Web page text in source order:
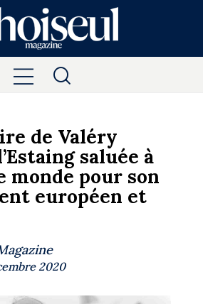
de Valéry
saluée à
monde pour son
européen et
2020